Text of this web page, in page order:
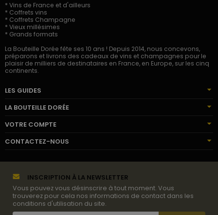
* Vins de France et d'ailleurs
* Coffrets vins
* Coffrets Champagne
* Vieux millésimes
* Grands formats
La Bouteille Dorée fête ses 10 ans ! Depuis 2014, nous concevons,
préparons et livrons des cadeaux de vins et champagnes pour le
plaisir de milliers de destinataires en France, en Europe, sur les cinq
continents.
LES GUIDES
LA BOUTEILLE DORÉE
VOTRE COMPTE
CONTACTEZ-NOUS
INSCRIPTION À LA NEWSLETTER
Vous pouvez vous désinscrire à tout moment. Vous
trouverez pour cela nos informations de contact dans les
conditions d'utilisation du site.